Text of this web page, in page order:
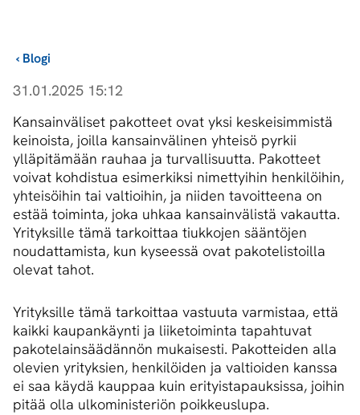
Blogi
›
31.01.2025 15:12
Kansainväliset pakotteet ovat yksi keskeisimmistä
keinoista, joilla kansainvälinen yhteisö pyrkii
ylläpitämään rauhaa ja turvallisuutta. Pakotteet
voivat kohdistua esimerkiksi nimettyihin henkilöihin,
yhteisöihin tai valtioihin, ja niiden tavoitteena on
estää toiminta, joka uhkaa kansainvälistä vakautta.
Yrityksille tämä tarkoittaa tiukkojen sääntöjen
noudattamista, kun kyseessä ovat pakotelistoilla
olevat tahot.
Yrityksille tämä tarkoittaa vastuuta varmistaa, että
kaikki kaupankäynti ja liiketoiminta tapahtuvat
pakotelainsäädännön mukaisesti. Pakotteiden alla
olevien yrityksien, henkilöiden ja valtioiden kanssa
ei saa käydä kauppaa kuin erityistapauksissa, joihin
pitää olla ulkoministeriön poikkeuslupa.